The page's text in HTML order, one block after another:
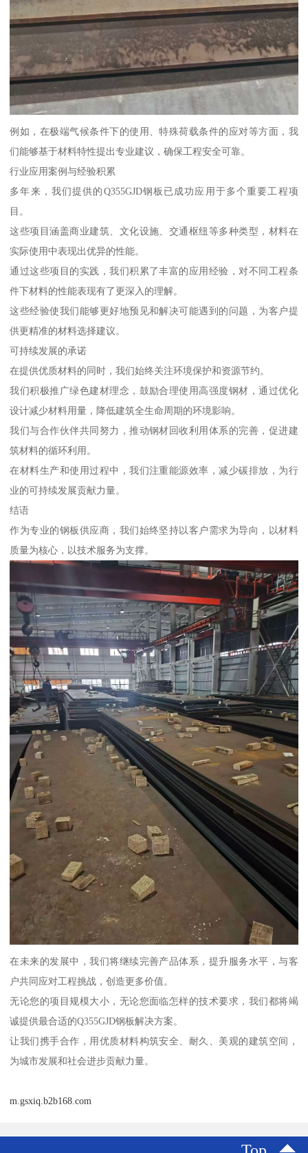
例如，在极端气候条件下的使用、特殊荷载条件的应对等方面，我
们能够基于材料特性提出专业建议，确保工程安全可靠。
行业应用案例与经验积累
多年来，我们提供的Q355GJD钢板已成功应用于多个重要工程项
目。
这些项目涵盖商业建筑、文化设施、交通枢纽等多种类型，材料在
实际使用中表现出优异的性能。
通过这些项目的实践，我们积累了丰富的应用经验，对不同工程条
件下材料的性能表现有了更深入的理解。
这些经验使我们能够更好地预见和解决可能遇到的问题，为客户提
供更精准的材料选择建议。
可持续发展的承诺
在提供优质材料的同时，我们始终关注环境保护和资源节约。
我们积极推广绿色建材理念，鼓励合理使用高强度钢材，通过优化
设计减少材料用量，降低建筑全生命周期的环境影响。
我们与合作伙伴共同努力，推动钢材回收利用体系的完善，促进建
筑材料的循环利用。
在材料生产和使用过程中，我们注重能源效率，减少碳排放，为行
业的可持续发展贡献力量。
结语
作为专业的钢板供应商，我们始终坚持以客户需求为导向，以材料
质量为核心，以技术服务为支撑。
在未来的发展中，我们将继续完善产品体系，提升服务水平，与客
户共同应对工程挑战，创造更多价值。
无论您的项目规模大小，无论您面临怎样的技术要求，我们都将竭
诚提供最合适的Q355GJD钢板解决方案。
让我们携手合作，用优质材料构筑安全、耐久、美观的建筑空间，
为城市发展和社会进步贡献力量。
m.gsxiq.b2b168.com